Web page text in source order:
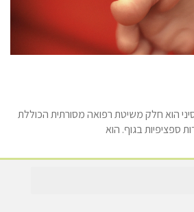
סיני הוא חלק משיטת רפואה מסורתית הכוללת
ספציפיות בגוף. הוא